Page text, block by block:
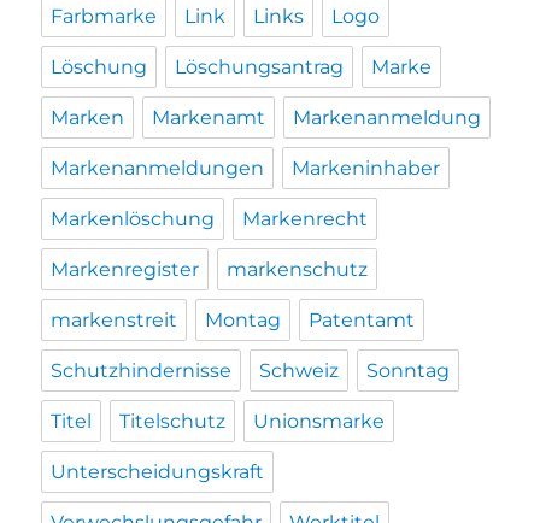
Farbmarke Link Links Logo
Löschung Löschungsantrag Marke
Marken Markenamt Markenanmeldung
Markenanmeldungen Markeninhaber
Markenlöschung Markenrecht
Markenregister markenschutz
markenstreit Montag Patentamt
Schutzhindernisse Schweiz Sonntag
Titel Titelschutz Unionsmarke
Unterscheidungskraft